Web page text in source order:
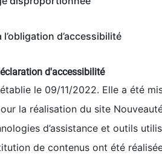
d’accessibilité
d'accessibilité
le 09/11/2022. Elle a été
la réalisation du site
d’assistance et outils
de contenus ont été